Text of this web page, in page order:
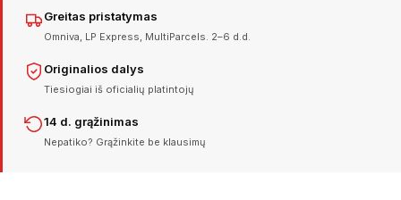
Greitas pristatymas
Omniva, LP Express, MultiParcels. 2–6 d.d.
Originalios dalys
Tiesiogiai iš oficialių platintojų
14 d. grąžinimas
Nepatiko? Grąžinkite be klausimų